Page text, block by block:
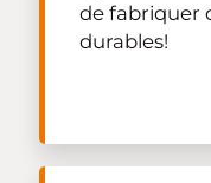
de fabriquer
durables!